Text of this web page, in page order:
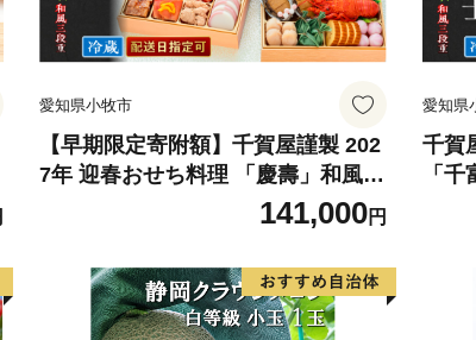
愛知県小牧市
【早期限定寄附額】千賀屋謹製 202
7年 迎春おせち料理 「慶壽」和風三
段重 4～5人前 全41品 冷蔵おせち
おせち 2027 おせち料理 小牧市 年
内配送 年内発送 お節 冷蔵 冷蔵おせ
ち 人気 新春
141,000円
愛知県
千賀
「